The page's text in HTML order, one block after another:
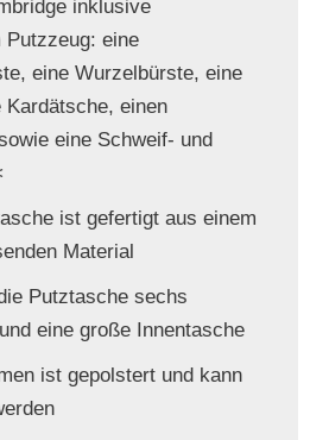
inklusive
Putzzeug: eine
eine Wurzelbürste, eine
Kardätsche, einen
eine Schweif- und
ist gefertigt aus einem
Material
Putztasche sechs
eine große Innentasche
ist gepolstert und kann